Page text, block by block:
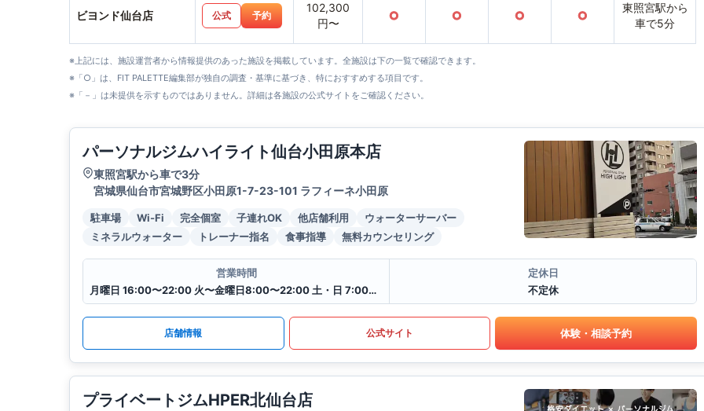
ビヨンド仙台店 公式 予約
102,300
円〜
○ ○ ○ ○
東照宮駅から
車で5分
※上記には、施設運営者から情報提供のあった施設を掲載しています。全施設は下の一覧で確認できます。
※「○」は、FIT PALETTE編集部が独自の調査・基準に基づき、特におすすめする項目です。
※「－」は未提供を示すものではありません。詳細は各施設の公式サイトをご確認ください。
パーソナルジムハイライト仙台小田原本店
東照宮駅から車で3分
宮城県仙台市宮城野区小田原1-7-23-101 ラフィーネ小田原
駐車場 Wi-Fi 完全個室 子連れOK 他店舗利用
ウォーターサーバー
ミネラルウォーター
トレーナー指名 食事指導 無料カウンセリング
営業時間
月曜日 16:00〜22:00 火〜金曜日8:00〜22:00 土・日 7:00〜21:00
定休日
不定休
店舗情報 公式サイト 体験・相談予約
プライベートジムHPER北仙台店